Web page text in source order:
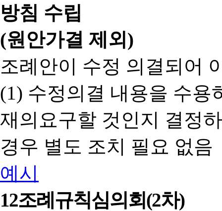
방침 수립
(원안가결 제외)
조례안이 수정 의결되어
(1) 수정의결 내용을 수용
재의요구할 것인지 결정
경우 별도 조치 필요 없음
예시
12조례규칙심의회(2차)